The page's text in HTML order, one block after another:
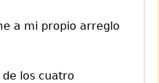
a mi propio arreglo
los cuatro